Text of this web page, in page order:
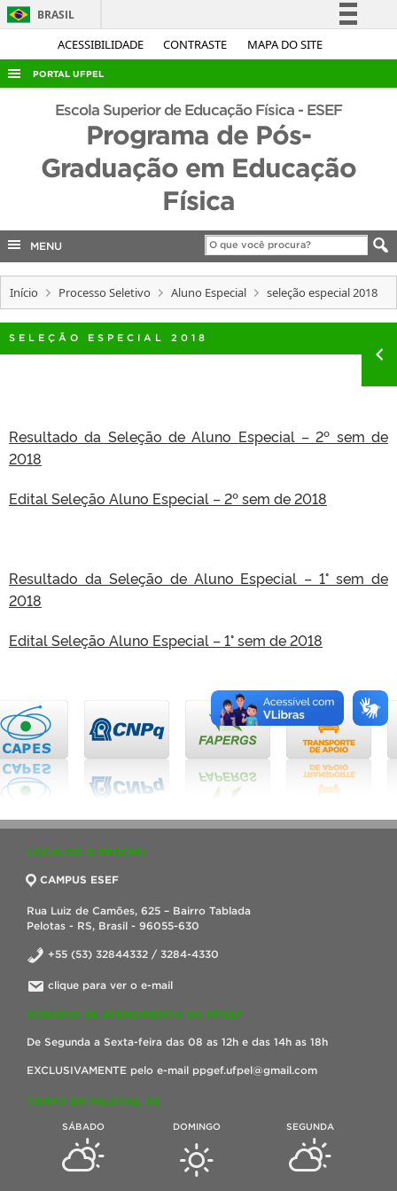
ACESSIBILIDADE CONTRASTE MAPA DO SITE
BRASIL
Simplifique!
Acesso à informação
Legislação
Canais
PORTAL UFPEL
ACESSO À INFORMAÇÃO
COBALTO
TELEFONES
Escola Superior de Educação Física - ESEF
Programa de Pós-
Graduação em Educação
Física
MENU
Início Processo Seletivo Aluno Especial seleção especial 2018
SELEÇÃO ESPECIAL 2018
Resultado da Seleção de Aluno Especial – 2º sem de
2018
Edital Seleção Aluno Especial – 2º sem de 2018
Resultado da Seleção de Aluno Especial – 1° sem de
2018
Edital Seleção Aluno Especial – 1° sem de 2018
LOCALIZE O PPGCMH
CAMPUS ESEF
Rua Luiz de Camões, 625 – Bairro Tablada
Pelotas - RS, Brasil - 96055-630
+55 (53) 32844332 / 3284-4330
clique para ver o e-mail
HORÁRIO DE ATENDIMENTO DO PPGEF
De Segunda a Sexta-feira das 08 as 12h e das 14h as 18h
EXCLUSIVAMENTE pelo e-mail ppgef.ufpel@gmail.com
TEMPO EM PELOTAS, RS
SÁBADO DOMINGO SEGUNDA